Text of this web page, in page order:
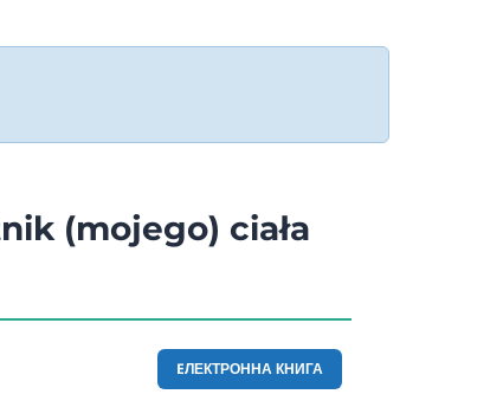
(mojego) ciała
EЛЕКТРОННА КНИГА